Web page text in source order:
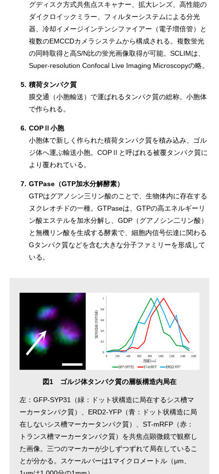
グディスク方式共焦点スキャナー、拡大レンズ、高性能の
ダイクロイックミラー、フィルターシステムによる分光
器、冷却イメージインテンシファイアー（電子増倍管）と
複数のEMCCDカメラシステムから構成される。複数蛍光
の同時取得と高S/N比の蛍光画像取得が可能。SCLIMは、
Super-resolution Confocal Live Imaging Microscopyの略。
5. 積荷タンパク質
膜交通（小胞輸送）で運ばれるタンパク質の総称。小胞体
で作られる。
6. COPⅡ小胞
小胞体で新しく作られた積荷タンパク質を積み込み、ゴル
ジ体へ運ぶ輸送小胞。COPⅡと呼ばれる被覆タンパク質に
より覆われている。
7. GTPase（GTP加水分解酵素）
GTPはグアノシン三リン酸のことで、生物体内に存在する
ヌクレオチドの一種。GTPaseは、GTPの高エネルギーリ
ン酸エステルを加水分解し、GDP（グアノシン二リン酸）
と無機リン酸を生成する酵素で、細胞内信号伝達に関わる
Gタンパク質などを含む大きな分子ファミリーを形成して
いる。
図1 ゴルジ体タンパク質の層板構造内局在
左：GFP-SYP31（緑：ドット状構造に局在するシス槽マ
ーカータンパク質）、ERD2-YFP（青：ドット状構造に局
在しないシス槽マーカータンパク質）、ST-mRFP（赤：
トランス槽マーカータンパク質）を共焦点顕微鏡で観察し
た画像。三つのマーカーが少しずつずれて局在しているこ
とが分かる。スケールバーは1マイクロメートル（μm、